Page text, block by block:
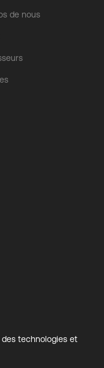
de nous
technologies et